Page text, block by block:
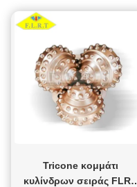
Tricone κομμάτι
κυλίνδρων σειράς FLRT